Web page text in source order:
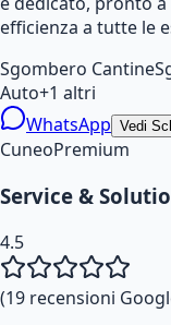
efficienza a tutte le
Sgombero Cantine
Auto+1 altri
WhatsApp Vedi
CuneoPremium
Service &
4.5
(19 recensioni